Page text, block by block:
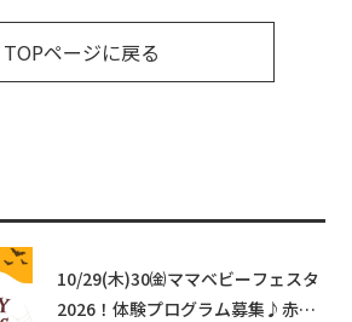
TOPページに戻る
10/29(木)30㈮ママベビーフェスタ
2026！体験プログラム募集♪赤ち